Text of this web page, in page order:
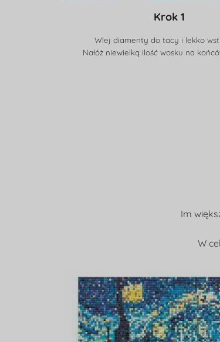
Krok 1
Wlej diamenty do tacy i lekko
Nałóż niewielką ilość wosku na
Im
W